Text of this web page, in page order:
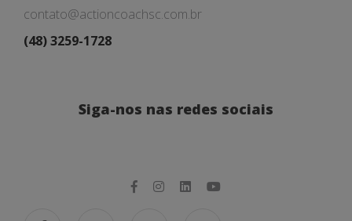
contato@actioncoachsc.com.br
(48) 3259-1728
Siga-nos nas redes sociais